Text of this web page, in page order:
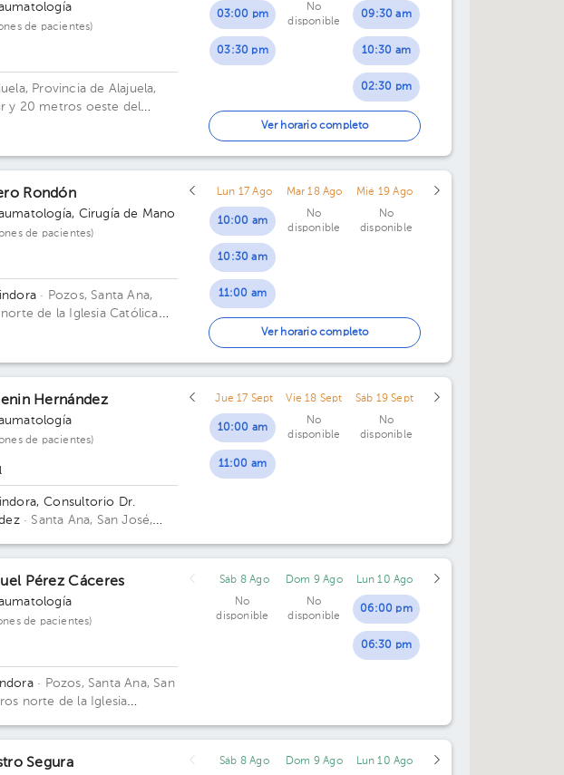
de pacientes)
Provincia de Alajuela,
y 20 metros oeste del
03:00 pm
03:30 pm
No
disponible
09:30 am
10:30 am
02:30 pm
03:30 pm
Ver horario completo
Rondón
, Cirugía de Mano
de pacientes)
· Pozos, Santa Ana,
de la Iglesia Católica
Lun 17 Ago
10:00 am
10:30 am
11:00 am
11:30 am
01:00 pm
01:30 pm
Mar 18 Ago
No
disponible
Mié 19 Ago
No
disponible
Ver horario completo
Hernández
de pacientes)
Consultorio Dr.
· Santa Ana, San José,
Jue 17 Sept
10:00 am
11:00 am
Vie 18 Sept
No
disponible
Sáb 19 Sept
No
disponible
Pérez Cáceres
de pacientes)
· Pozos, Santa Ana, San
norte de la Iglesia
Sáb 8 Ago
No
disponible
Dom 9 Ago
No
disponible
Lun 10 Ago
06:00 pm
06:30 pm
Segura
Sáb 8 Ago
Dom 9 Ago
Lun 10 Ago